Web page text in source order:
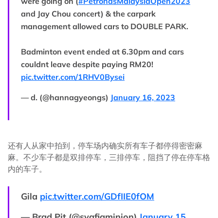
and Jay Chou concert) & the carpark
management allowed cars to DOUBLE PARK.
Badminton event ended at 6.30pm and cars
couldnt leave despite paying RM20!
pic.twitter.com/1RHV0Bysei
— d. (@hannagyeongs) January 16, 2023
还有人从家中拍到，停车场内确实所有车子都停得密密麻
麻。不少车子都是双排停车，三排停车，阻挡了停在停车格
内的车子。
Gila pic.twitter.com/GDfIIE0fOM